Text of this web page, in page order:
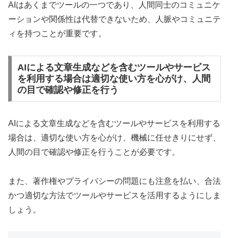
AIはあくまでツールの一つであり、人間同士のコミュニケ
ーションや関係性は代替できないため、人脈やコミュニテ
ィを持つことが重要です。
AIによる文章生成などを含むツールやサービス
を利用する場合は適切な使い方を心がけ、人間
の目で確認や修正を行う
AIによる文章生成などを含むツールやサービスを利用する
場合は、適切な使い方を心がけ、機械に任せきりにせず、
人間の目で確認や修正を行うことが必要です。
また、著作権やプライバシーの問題にも注意を払い、合法
かつ適切な方法でツールやサービスを活用するようにしま
しょう。